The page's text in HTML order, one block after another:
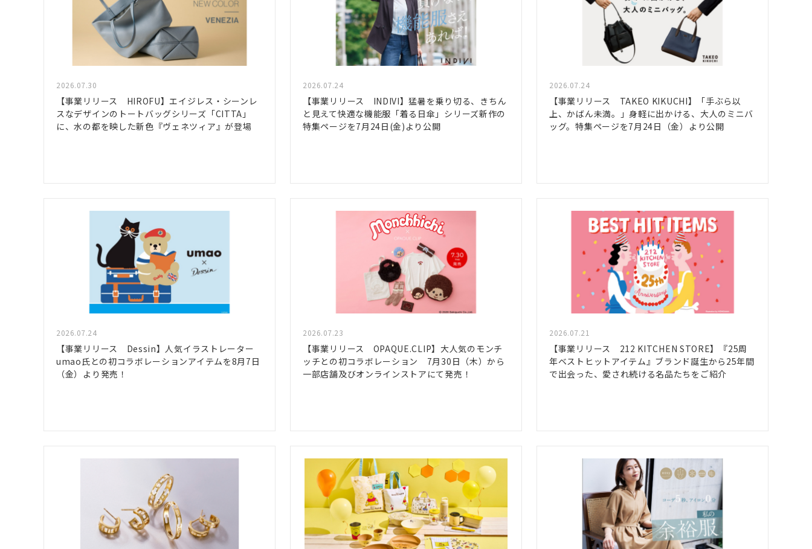
2026.07.30
【事業リリース HIROFU】エイジレス・シーンレ
スなデザインのトートバッグシリーズ「CITTA」
に、水の都を映した新色『ヴェネツィア』が登場
2026.07.24
【事業リリース INDIVI】猛暑を乗り切る、きちん
と見えて快適な機能服「着る日傘」シリーズ新作の
特集ページを7月24日(金)より公開
2026.07.24
【事業リリース TAKEO KIKUCHI】「手ぶら以
上、かばん未満。」身軽に出かける、大人のミニバ
ッグ。特集ページを7月24日（金）より公開
2026.07.24
【事業リリース Dessin】人気イラストレーター
umao氏との初コラボレーションアイテムを8月7日
（金）より発売！
2026.07.23
【事業リリース OPAQUE.CLIP】大人気のモンチ
ッチとの初コラボレーション 7月30日（木）から
一部店舗及びオンラインストアにて発売！
2026.07.21
【事業リリース 212 KITCHEN STORE】『25周
年ベストヒットアイテム』ブランド誕生から25年間
で出会った、愛され続ける名品たちをご紹介